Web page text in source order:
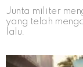
Junta militer
yang telah
lalu.